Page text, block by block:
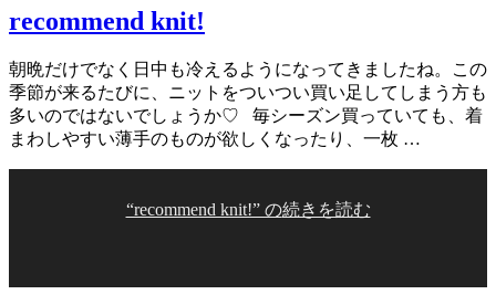
recommend knit!
朝晩だけでなく日中も冷えるようになってきましたね。この
季節が来るたびに、ニットをついつい買い足してしまう方も
多いのではないでしょうか♡ 毎シーズン買っていても、着
まわしやすい薄手のものが欲しくなったり、一枚 …
“recommend knit!” の続きを読む